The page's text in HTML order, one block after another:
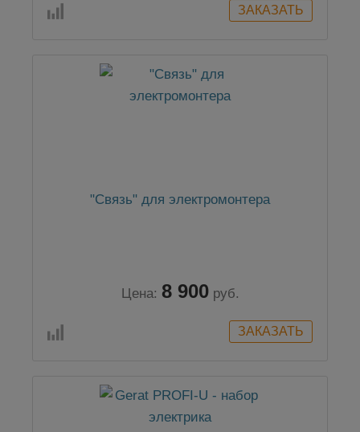
"Связь" для электромонтера
Цена: 8 900 руб.